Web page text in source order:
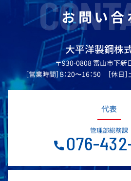
お問い
大平洋製鋼株
〒930-0808 富山市下新
［営業時間］８：20〜16：50 ［休日
代表
管理部総務課
076-